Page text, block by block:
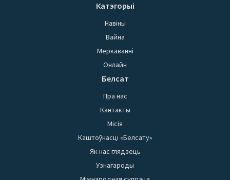
Катэгорыі
Навіны
Вайна
Меркаванні
Онлайн
Белсат
Пра нас
Кантакты
Місія
Каштоўнасці «Белсату»
Як нас глядзець
Узнагароды